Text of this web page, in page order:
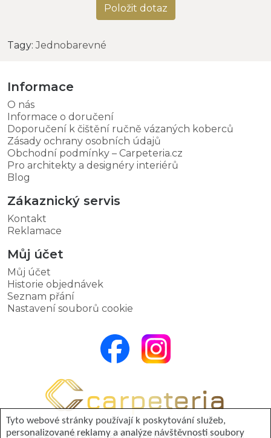
Položit dotaz
Tagy:Jednobarevné
Informace
O nás
Informace o doručení
Doporučení k čištění ručně vázaných koberců
Zásady ochrany osobních údajů
Obchodní podmínky – Carpeteria.cz
Pro architekty a designéry interiérů
Blog
Zákaznický servis
Kontakt
Reklamace
Můj účet
Můj účet
Historie objednávek
Seznam přání
Nastavení souborů cookie
© 2026 Carpeteria. Všechna práva vyhrazena.
Tyto webové stránky používají k poskytování služeb,
personalizované reklamy a analýze návštěvnosti soubory